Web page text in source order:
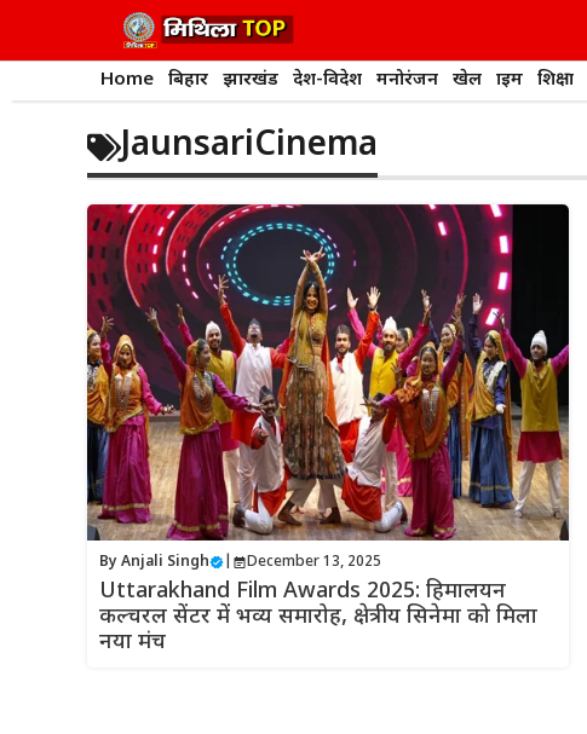
Home बिहार झारखंड देश-विदेश मनोरंजन खेल क्राइम शिक्षा
JaunsariCinema
By Anjali Singh December 13, 2025
Uttarakhand Film Awards 2025: हिमालयन
कल्चरल सेंटर में भव्य समारोह, क्षेत्रीय सिनेमा को मिला
नया मंच